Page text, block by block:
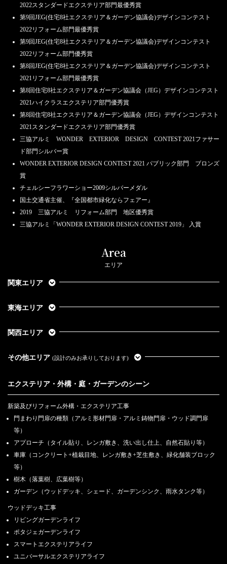
2022スタンダードエクステリア部門最優秀賞
第9回JEG(住宅8社エクステリア＆ガーデン協議会)デザインコンテスト
2022リフォーム部門最優秀賞
第9回JEG(住宅8社エクステリア＆ガーデン協議会)デザインコンテスト
2022リフォーム部門優秀賞
第8回JEG(住宅8社エクステリア＆ガーデン協議会)デザインコンテスト
2021リフォーム部門最優秀賞
第8回住宅8社エクステリア＆ガーデン協議会（JEG）デザインコンテスト
2021ハイクラスエクステリア部門優秀賞
第8回住宅8社エクステリア＆ガーデン協議会（JEG）デザインコンテスト
2021スタンダードエクステリア部門優秀賞
三協アルミ WONDER EXTERIOR DESIGN CONTEST 2021ファサー
ド部門シルバー賞
WONDER EXTERIOR DESIGN CONTEST 2021 パブリック部門 ブロンズ
賞
チェルシーフラワーショー2009シルバーメダル
国土交通省主催、『全国都市緑化ならフェアー』
2019 三協アルミ リフォーム部門 地区優秀賞
三協アルミ「WONDER EXTERIOR DESIGN CONTEST 2019」 入賞
Area
エリア
関東エリア
東海エリア
関西エリア
その他エリア (設計のみお承りしております)
エクステリア・外構・庭・ガーデンのシーン
新築及びリフォーム外構・エクステリア工事
門まわり門扉の種類（アルミ形材門扉・アルミ鋳物門扉・ウッド調門扉
等）
アプローチ（タイル貼り、レンガ敷き、洗い出し仕上、自然石貼り等）
車庫（コンクリート+植栽目地、レンガ敷き+芝生敷き、緑化舗装ブロック
等）
樹木（落葉樹、広葉樹等）
ガーデン（ウッドデッキ、シェード、ガーデンシンク、雨水タンク等）
ウッドデッキ工事
リビングガーデンライフ
ポタジェガーデンライフ
スマートエクステリアライフ
ユニバーサルエクステリアライフ